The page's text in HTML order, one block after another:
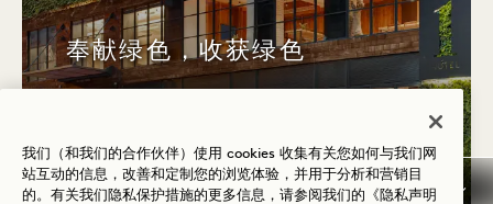
奉献绿色，收获绿色
我们（和我们的合作伙伴）使用 cookies 收集有关您如何与我们网
站互动的信息，改善和定制您的浏览体验，并用于分析和营销目
的。有关我们隐私保护措施的更多信息，请参阅我们的 《隐私声明